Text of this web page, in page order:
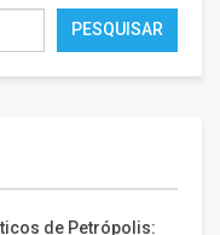
PESQUISAR
de Petrópolis: